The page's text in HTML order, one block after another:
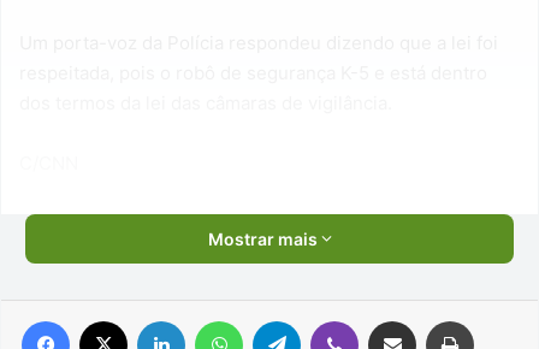
Mostrar mais
Facebook Linkedin WhatsAppTelegram Viber Compartilhar via e-mail